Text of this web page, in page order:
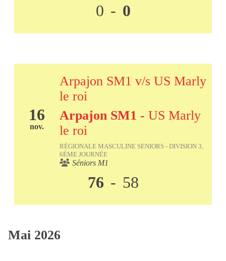
0 - 0
16
nov.
Arpajon SM1 v/s US Marly
le roi
Arpajon SM1 - US Marly
le roi
RÉGIONALE MASCULINE SENIORS - DIVISION 3,
6ÈME JOURNÉE
Séniors M1
76 - 58
Mai 2026